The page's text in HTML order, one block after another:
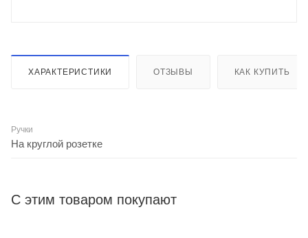
ХАРАКТЕРИСТИКИ ОТЗЫВЫ КАК КУПИТЬ
Ручки
На круглой розетке
С этим товаром покупают